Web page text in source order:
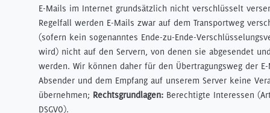
E-Mails im Internet grundsätzlich nicht verschlüsselt
Regelfall werden E-Mails zwar auf dem Transportweg
(sofern kein sogenanntes Ende-zu-Ende-
wird) nicht auf den Servern, von denen sie abgesendet
werden. Wir können daher für den Übertragungsweg der
Absender und dem Empfang auf unserem Server keine
übernehmen; Rechtsgrundlagen: Berechtigte Interessen
DSGVO).